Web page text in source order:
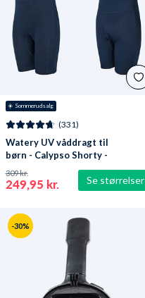
☀️ Sommerudsalg
Se størrelser
(331)
Watery UV våddragt til
børn - Calypso Shorty -
Mørkeblå
249,95 kr.
309 kr.
-30%